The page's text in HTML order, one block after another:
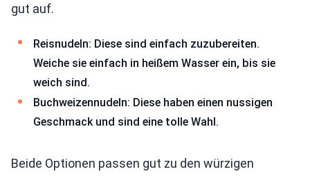
gut auf.
Reisnudeln: Diese sind einfach zuzubereiten.
Weiche sie einfach in heißem Wasser ein, bis sie
weich sind.
Buchweizennudeln: Diese haben einen nussigen
Geschmack und sind eine tolle Wahl.
Beide Optionen passen gut zu den würzigen